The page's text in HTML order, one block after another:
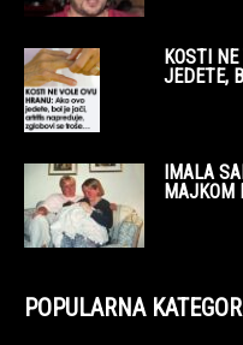
KOSTI
JEDETE,
IMALA
MAJKOM
POPULARNA